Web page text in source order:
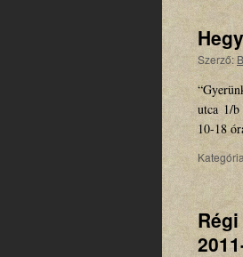
Szerző:
utca 1/
10-18